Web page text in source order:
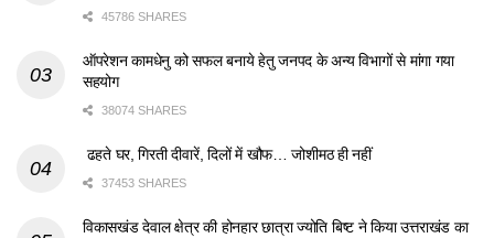
45786 SHARES
ऑपरेशन कामधेनु को सफल बनाये हेतु जनपद के अन्य विभागों से मांगा गया
सहयोग
38074 SHARES
ढहते घर, गिरती दीवारें, दिलों में खौफ… जोशीमठ ही नहीं
37453 SHARES
विकासखंड देवाल क्षेत्र की होनहार छात्रा ज्योति बिष्ट ने किया उत्तराखंड का